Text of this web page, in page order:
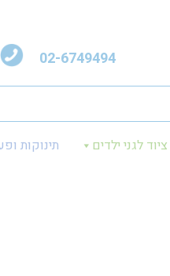
02-6749494
ציוד לגני ילדים תינוקות